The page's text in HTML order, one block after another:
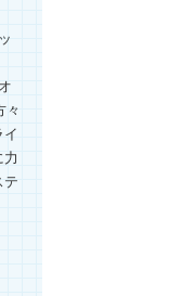
々
テ